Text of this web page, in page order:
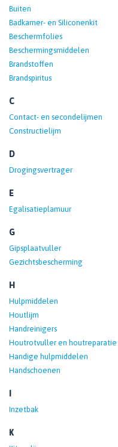
Buiten
Badkamer- en Siliconenkit
Beschermfolies
Beschermingsmiddelen
Brandstoffen
Brandspiritus
C
Contact- en secondelijmen
Constructielijm
D
Drogingsvertrager
E
Egalisatieplamuur
G
Gipsplaatvuller
Gezichtsbescherming
H
Hulpmiddelen
Houtlijm
Handreinigers
Houtrotvuller en houtreparatie
Handige hulpmiddelen
Handschoenen
I
Inzetbak
K